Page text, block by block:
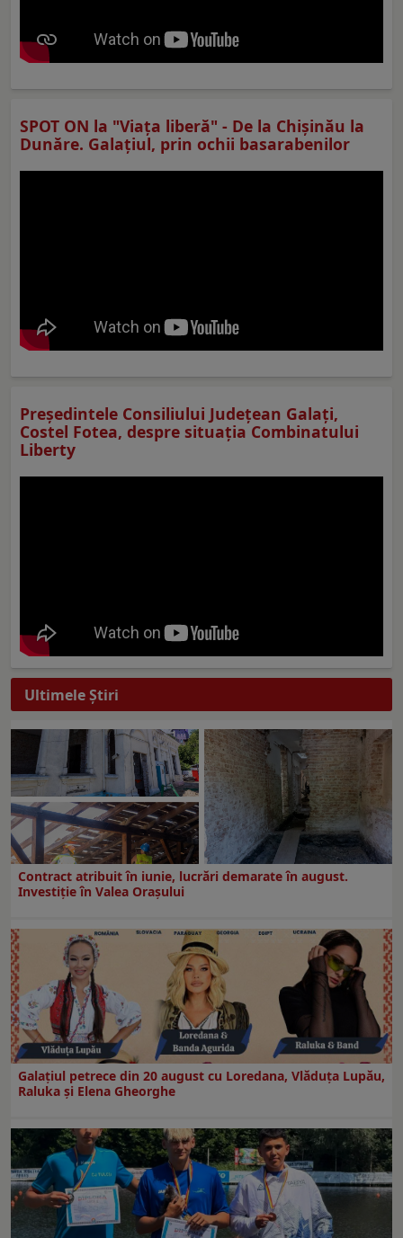
SPOT ON la "Viaţa liberă" - De la Chișinău la
Dunăre. Galațiul, prin ochii basarabenilor
Preşedintele Consiliului Judeţean Galaţi,
Costel Fotea, despre situaţia Combinatului
Liberty
Ultimele Ştiri
Contract atribuit în iunie, lucrări demarate în august.
Investiţie în Valea Oraşului
Galaţiul petrece din 20 august cu Loredana, Vlăduța Lupău,
Raluka și Elena Gheorghe